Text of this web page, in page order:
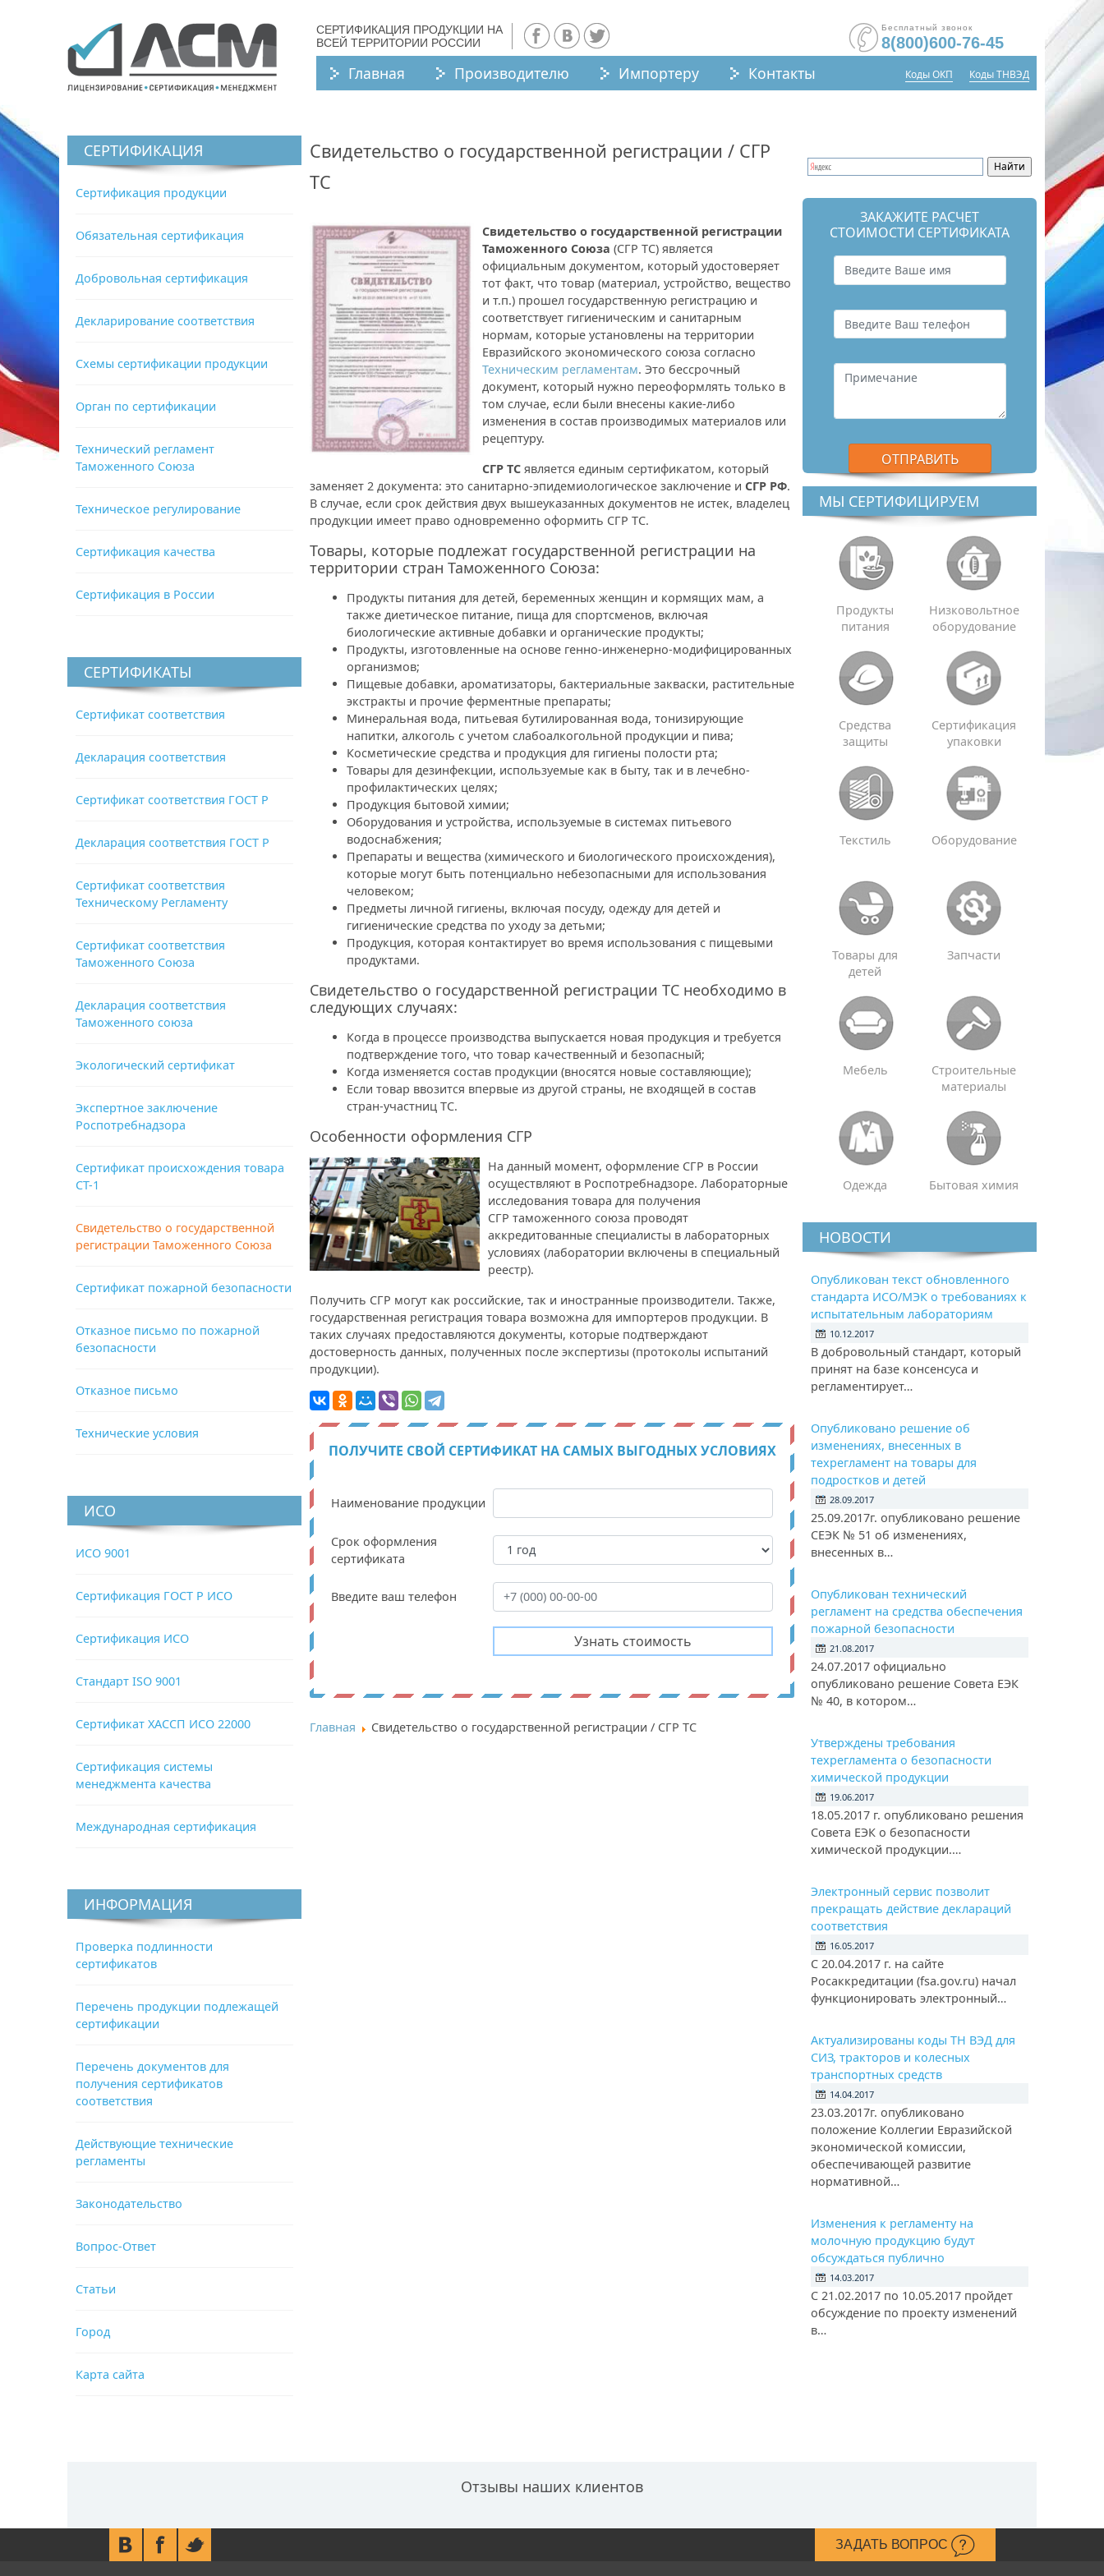
СЕРТИФИКАЦИЯ ПРОДУКЦИИ НА
ВСЕЙ ТЕРРИТОРИИ РОССИИ
Бесплатный звонок
8(800)600-76-45
Главная Производителю Импортеру Контакты Коды ОКП Коды ТНВЭД
СЕРТИФИКАЦИЯ
Сертификация продукции
Обязательная сертификация
Добровольная сертификация
Декларирование соответствия
Схемы сертификации продукции
Орган по сертификации
Технический регламент
Таможенного Союза
Техническое регулирование
Сертификация качества
Сертификация в России
СЕРТИФИКАТЫ
Сертификат соответствия
Декларация соответствия
Сертификат соответствия ГОСТ Р
Декларация соответствия ГОСТ Р
Сертификат соответствия
Техническому Регламенту
Сертификат соответствия
Таможенного Союза
Декларация соответствия
Таможенного союза
Экологический сертификат
Экспертное заключение
Роспотребнадзора
Сертификат происхождения товара
СТ-1
Свидетельство о государственной
регистрации Таможенного Союза
Сертификат пожарной безопасности
Отказное письмо по пожарной
безопасности
Отказное письмо
Технические условия
ИСО
ИСО 9001
Сертификация ГОСТ Р ИСО
Сертификация ИСО
Стандарт ISO 9001
Сертификат ХАССП ИСО 22000
Сертификация системы
менеджмента качества
Международная сертификация
ИНФОРМАЦИЯ
Проверка подлинности
сертификатов
Перечень продукции подлежащей
сертификации
Перечень документов для
получения сертификатов
соответствия
Действующие технические
регламенты
Законодательство
Вопрос-Ответ
Статьи
Город
Карта сайта
Свидетельство о государственной регистрации / СГР
ТС
Свидетельство о государственной регистрации
Таможенного Союза (СГР ТС) является
официальным документом, который удостоверяет
тот факт, что товар (материал, устройство, вещество
и т.п.) прошел государственную регистрацию и
соответствует гигиеническим и санитарным
нормам, которые установлены на территории
Евразийского экономического союза согласно
Техническим регламентам. Это бессрочный
документ, который нужно переоформлять только в
том случае, если были внесены какие-либо
изменения в состав производимых материалов или
рецептуру.
СГР ТС является единым сертификатом, который
заменяет 2 документа: это санитарно-эпидемиологическое заключение и СГР РФ.
В случае, если срок действия двух вышеуказанных документов не истек, владелец
продукции имеет право одновременно оформить СГР ТС.
Товары, которые подлежат государственной регистрации на
территории стран Таможенного Союза:
Продукты питания для детей, беременных женщин и кормящих мам, а
также диетическое питание, пища для спортсменов, включая
биологические активные добавки и органические продукты;
Продукты, изготовленные на основе генно-инженерно-модифицированных
организмов;
Пищевые добавки, ароматизаторы, бактериальные закваски, растительные
экстракты и прочие ферментные препараты;
Минеральная вода, питьевая бутилированная вода, тонизирующие
напитки, алкоголь с учетом слабоалкогольной продукции и пива;
Косметические средства и продукция для гигиены полости рта;
Товары для дезинфекции, используемые как в быту, так и в лечебно-
профилактических целях;
Продукция бытовой химии;
Оборудования и устройства, используемые в системах питьевого
водоснабжения;
Препараты и вещества (химического и биологического происхождения),
которые могут быть потенциально небезопасными для использования
человеком;
Предметы личной гигиены, включая посуду, одежду для детей и
гигиенические средства по уходу за детьми;
Продукция, которая контактирует во время использования с пищевыми
продуктами.
Свидетельство о государственной регистрации ТС необходимо в
следующих случаях:
Когда в процессе производства выпускается новая продукция и требуется
подтверждение того, что товар качественный и безопасный;
Когда изменяется состав продукции (вносятся новые составляющие);
Если товар ввозится впервые из другой страны, не входящей в состав
стран-участниц ТС.
Особенности оформления СГР
На данный момент, оформление СГР в России
осуществляют в Роспотребнадзоре. Лабораторные
исследования товара для получения
СГР таможенного союза проводят
аккредитованные специалисты в лабораторных
условиях (лаборатории включены в специальный
реестр).
Получить СГР могут как российские, так и иностранные производители. Также,
государственная регистрация товара возможна для импортеров продукции. В
таких случаях предоставляются документы, которые подтверждают
достоверность данных, полученных после экспертизы (протоколы испытаний
продукции).
ПОЛУЧИТЕ СВОЙ СЕРТИФИКАТ НА САМЫХ ВЫГОДНЫХ УСЛОВИЯХ
Наименование продукции
Срок оформления
сертификата
Введите ваш телефон
Главная Свидетельство о государственной регистрации / СГР ТС
ЗАКАЖИТЕ РАСЧЕТ
СТОИМОСТИ СЕРТИФИКАТА
МЫ СЕРТИФИЦИРУЕМ
Продукты
питания
Низковольтное
оборудование
Средства
защиты
Сертификация
упаковки
Текстиль Оборудование
Товары для
детей
Запчасти
Мебель
Строительные
материалы
Одежда Бытовая химия
НОВОСТИ
Опубликован текст обновленного
стандарта ИСО/МЭК о требованиях к
испытательным лабораториям
10.12.2017
В добровольный стандарт, который
принят на базе консенсуса и
регламентирует…
Опубликовано решение об
изменениях, внесенных в
техрегламент на товары для
подростков и детей
28.09.2017
25.09.2017г. опубликовано решение
СЕЭК № 51 об изменениях,
внесенных в…
Опубликован технический
регламент на средства обеспечения
пожарной безопасности
21.08.2017
24.07.2017 официально
опубликовано решение Совета ЕЭК
№ 40, в котором…
Утверждены требования
техрегламента о безопасности
химической продукции
19.06.2017
18.05.2017 г. опубликовано решения
Совета ЕЭК о безопасности
химической продукции.…
Электронный сервис позволит
прекращать действие деклараций
соответствия
16.05.2017
С 20.04.2017 г. на сайте
Росаккредитации (fsa.gov.ru) начал
функционировать электронный…
Актуализированы коды ТН ВЭД для
СИЗ, тракторов и колесных
транспортных средств
14.04.2017
23.03.2017г. опубликовано
положение Коллегии Евразийской
экономической комиссии,
обеспечивающей развитие
нормативной…
Изменения к регламенту на
молочную продукцию будут
обсуждаться публично
14.03.2017
С 21.02.2017 по 10.05.2017 пройдет
обсуждение по проекту изменений
в…
Отзывы наших клиентов
ЗАДАТЬ ВОПРОС